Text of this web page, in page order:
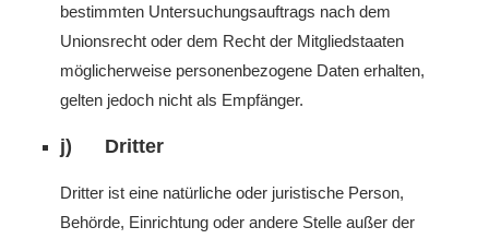
bestimmten Untersuchungsauftrags nach dem
Unionsrecht oder dem Recht der Mitgliedstaaten
möglicherweise personenbezogene Daten erhalten,
gelten jedoch nicht als Empfänger.
j) Dritter
Dritter ist eine natürliche oder juristische Person,
Behörde, Einrichtung oder andere Stelle außer der